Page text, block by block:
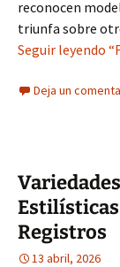
reconocen
triunfa sobre
Seguir leyendo
Deja un
Estilísticas
Registros
13 abril, 2026